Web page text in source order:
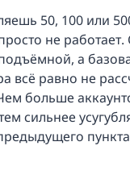
50, 100 или
не работает.
а
всё равно не
больше
сильнее